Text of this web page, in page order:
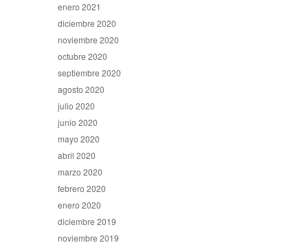
enero 2021
diciembre 2020
noviembre 2020
octubre 2020
septiembre 2020
agosto 2020
julio 2020
junio 2020
mayo 2020
abril 2020
marzo 2020
febrero 2020
enero 2020
diciembre 2019
noviembre 2019